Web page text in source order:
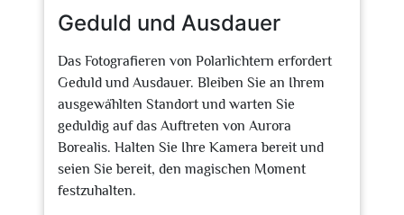
Geduld und Ausdauer
Das Fotografieren von Polarlichtern erfordert
Geduld und Ausdauer. Bleiben Sie an Ihrem
ausgewählten Standort und warten Sie
geduldig auf das Auftreten von Aurora
Borealis. Halten Sie Ihre Kamera bereit und
seien Sie bereit, den magischen Moment
festzuhalten.